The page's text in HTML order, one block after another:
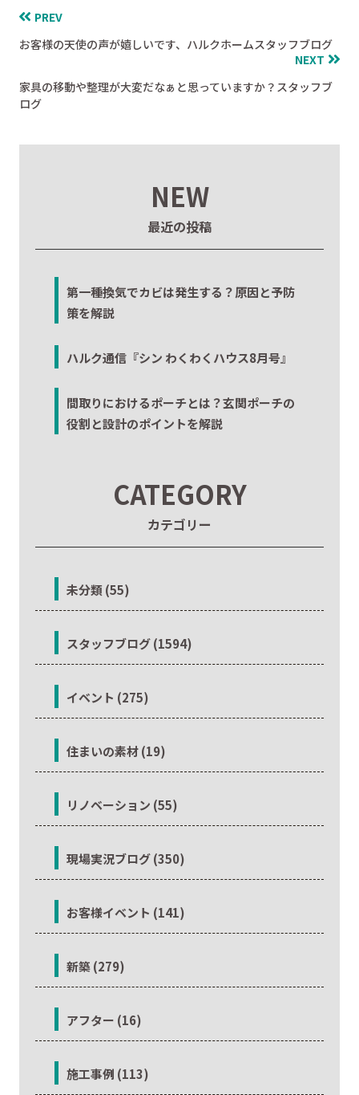
PREV
お客様の天使の声が嬉しいです、ハルクホームスタッフブログ
NEXT
家具の移動や整理が大変だなぁと思っていますか？スタッフブ
ログ
NEW
最近の投稿
第一種換気でカビは発生する？原因と予防
策を解説
ハルク通信『シン わくわくハウス8月号』
間取りにおけるポーチとは？玄関ポーチの
役割と設計のポイントを解説
CATEGORY
カテゴリー
未分類 (55)
スタッフブログ (1594)
イベント (275)
住まいの素材 (19)
リノベーション (55)
現場実況ブログ (350)
お客様イベント (141)
新築 (279)
アフター (16)
施工事例 (113)